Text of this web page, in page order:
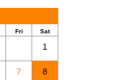
Fri Sat
1
7 8